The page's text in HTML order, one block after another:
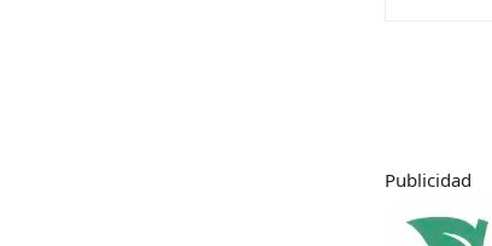
Publicidad